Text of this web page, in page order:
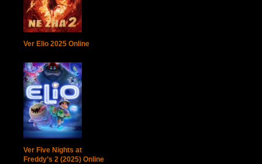
Ver Elio 2025 Online
Ver Five Nights at
Freddy’s 2 (2025) Online